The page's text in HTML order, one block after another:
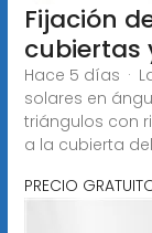
Fijación
cubiertas
Hace 5 días ·
solares en
triángulos con
a la cubierta del
PRECIO